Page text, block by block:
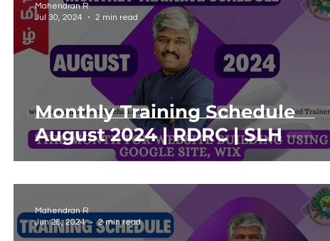
Monthly Training Schedule
August 2024 | RDRC | SLH
Mahendran R
Jul 30, 2024
2 min read
Mahendran R
Jun 28, 2024
2 min read